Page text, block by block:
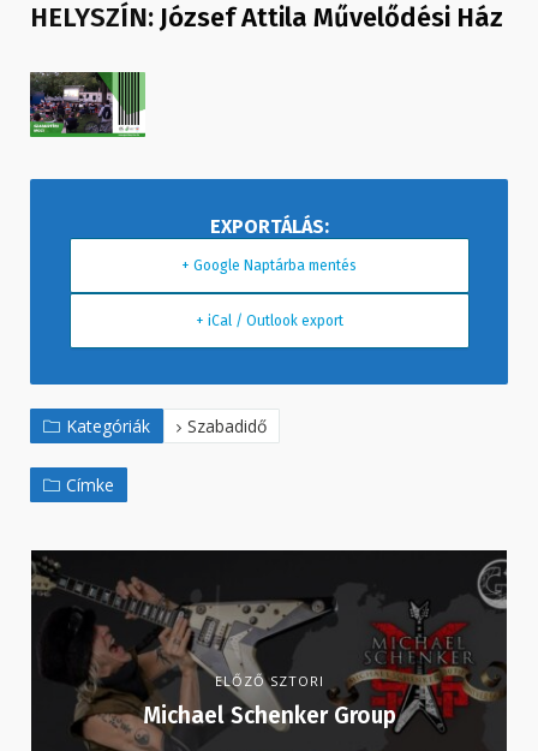
HELYSZÍN: József Attila Művelődési Ház
+ Google Naptárba mentés
+ iCal / Outlook export
Kategóriák Szabadidő
Címke
ELŐZŐ SZTORI
Michael Schenker Group